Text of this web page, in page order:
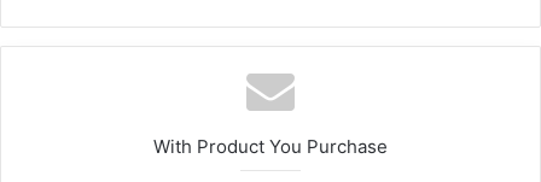
With Product You Purchase